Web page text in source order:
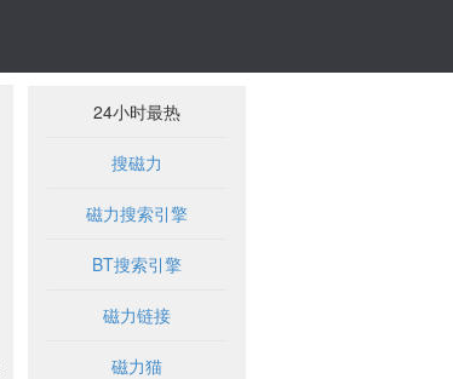
24小时最热
搜磁力
磁力搜索引擎
BT搜索引擎
磁力链接
磁力猫